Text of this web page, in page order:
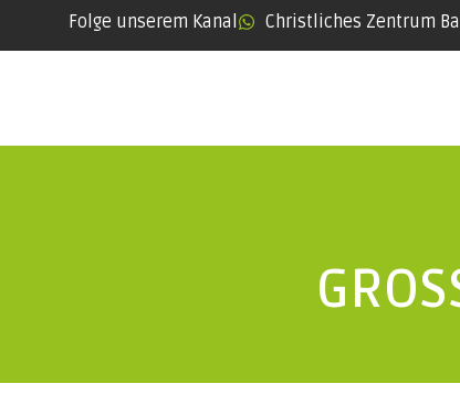
Folge unserem Kanal Christliches Zentrum